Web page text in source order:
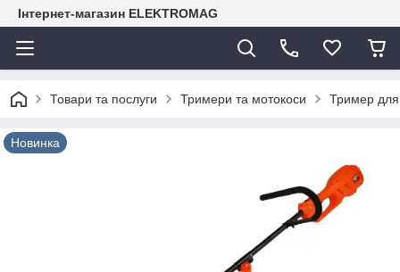
Інтернет-магазин ELEKTROMAG
Товари та послуги Тримери та мотокоси Тример для
Новинка